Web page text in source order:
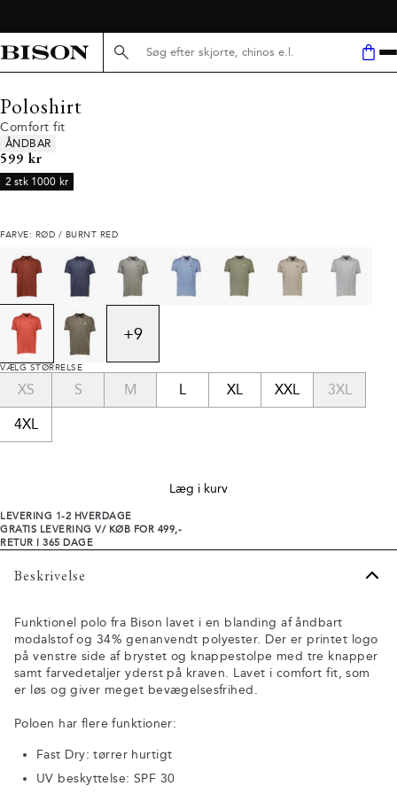
Søg her...
Poloshirt
Comfort fit
Produkt egenskaber
ÅNDBAR
I alt (inkl. rabat)
599 kr
2 stk 1000 kr
FARVE: RØD / BURNT RED
+9
VÆLG STØRRELSE
XS S M L XL XXL 3XL
4XL
Læg i kurv
LEVERING 1-2 HVERDAGE
GRATIS LEVERING V/ KØB FOR 499,-
RETUR I 365 DAGE
Beskrivelse
Funktionel polo fra Bison lavet i en blanding af åndbart
modalstof og 34% genanvendt polyester. Der er printet logo
på venstre side af brystet og knappestolpe med tre knapper
samt farvedetaljer yderst på kraven. Lavet i comfort fit, som
er løs og giver meget bevægelsesfrihed.
Poloen har flere funktioner:
Fast Dry: tørrer hurtigt
UV beskyttelse: SPF 30